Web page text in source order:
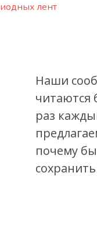
лент
Наши
читаются
раз
почему